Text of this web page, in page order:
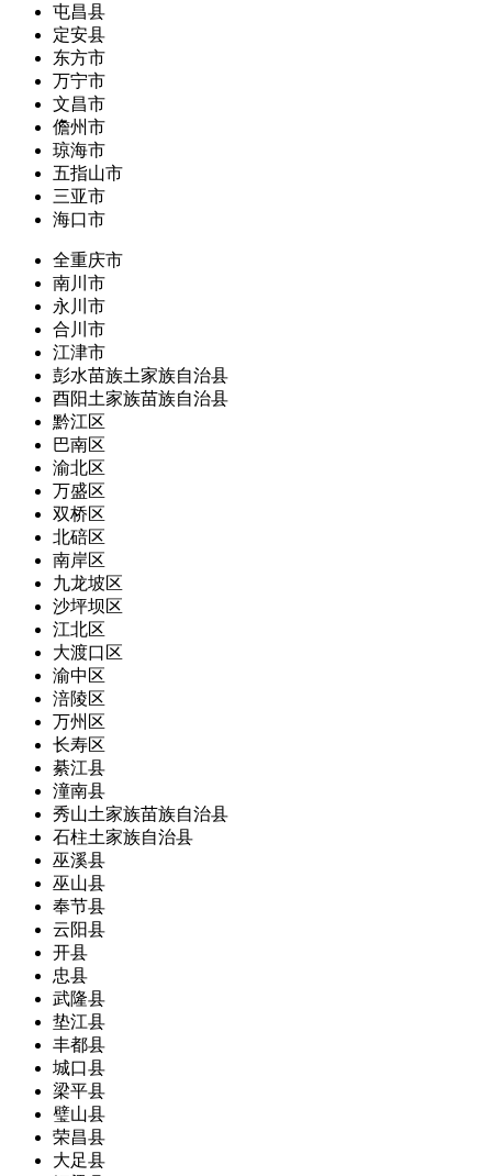
屯昌县
定安县
东方市
万宁市
文昌市
儋州市
琼海市
五指山市
三亚市
海口市
全重庆市
南川市
永川市
合川市
江津市
彭水苗族土家族自治县
酉阳土家族苗族自治县
黔江区
巴南区
渝北区
万盛区
双桥区
北碚区
南岸区
九龙坡区
沙坪坝区
江北区
大渡口区
渝中区
涪陵区
万州区
长寿区
綦江县
潼南县
秀山土家族苗族自治县
石柱土家族自治县
巫溪县
巫山县
奉节县
云阳县
开县
忠县
武隆县
垫江县
丰都县
城口县
梁平县
璧山县
荣昌县
大足县